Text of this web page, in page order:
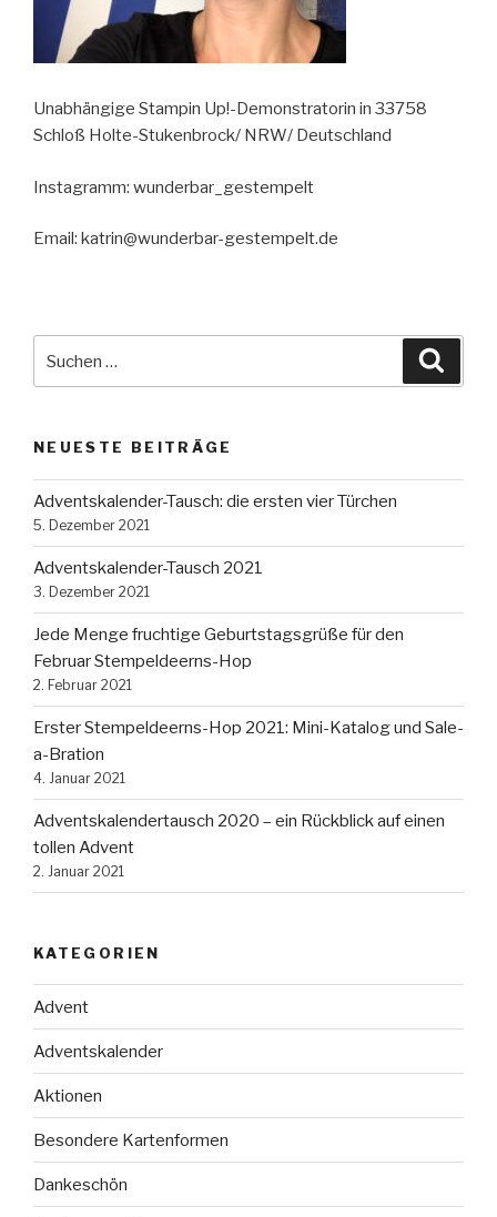
Unabhängige Stampin Up!-Demonstratorin in 33758
Schloß Holte-Stukenbrock/ NRW/ Deutschland
Instagramm: wunderbar_gestempelt
Email: katrin@wunderbar-gestempelt.de
nach:
NEUESTE BEITRÄGE
Adventskalender-Tausch: die ersten vier Türchen
5. Dezember 2021
Adventskalender-Tausch 2021
3. Dezember 2021
Jede Menge fruchtige Geburtstagsgrüße für den
Februar Stempeldeerns-Hop
2. Februar 2021
Erster Stempeldeerns-Hop 2021: Mini-Katalog und Sale-
a-Bration
4. Januar 2021
Adventskalendertausch 2020 – ein Rückblick auf einen
tollen Advent
2. Januar 2021
KATEGORIEN
Advent
Adventskalender
Aktionen
Besondere Kartenformen
Dankeschön